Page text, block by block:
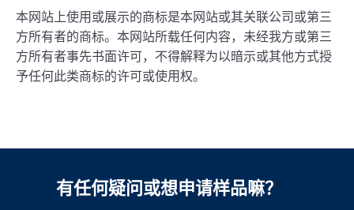
本网站上使用或展示的商标是本网站或其关联公司或第三
方所有者的商标。本网站所载任何内容，未经我方或第三
方所有者事先书面许可，不得解释为以暗示或其他方式授
予任何此类商标的许可或使用权。
有任何疑问或想申请样品嘛？